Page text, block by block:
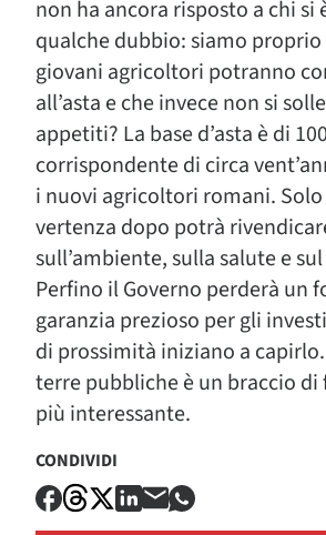
non ha ancora risposto a chi si
qualche dubbio: siamo proprio
giovani agricoltori potranno
all’asta e che invece non si
appetiti? La base d’asta è di
corrispondente di circa
i nuovi agricoltori romani. Solo
vertenza dopo potrà
sull’ambiente, sulla salute e
Perfino il Governo perderà un
garanzia prezioso per gli
di prossimità iniziano a
terre pubbliche è un braccio di
più interessante.
CONDIVIDI